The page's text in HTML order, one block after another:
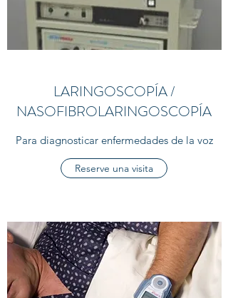
LARINGOSCOPÍA /
NASOFIBROLARINGOSCOPÍA
Para diagnosticar enfermedades de la voz
Reserve una visita